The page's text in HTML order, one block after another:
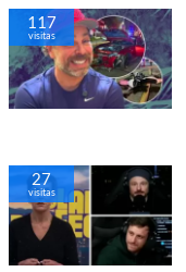
117
visitas
27
visitas